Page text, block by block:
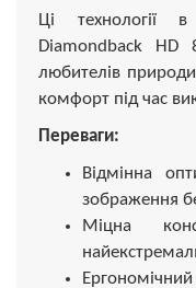
Ці технології
Diamondback HD
любителів природи,
комфорт під час
Переваги:
Відмінна
зображення
Міцна